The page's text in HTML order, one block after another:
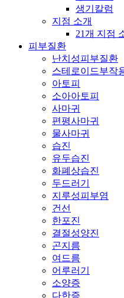
생기칼럼
지점 소개
21개 지점
피부질환
난치성피부질환
스테로이드부작
아토피
소아아토피
사마귀
편평사마귀
물사마귀
습진
유두습진
화폐상습진
두드러기
지루성피부염
건선
한포진
결절성양진
곤지름
여드름
어루러기
소양증
다한증